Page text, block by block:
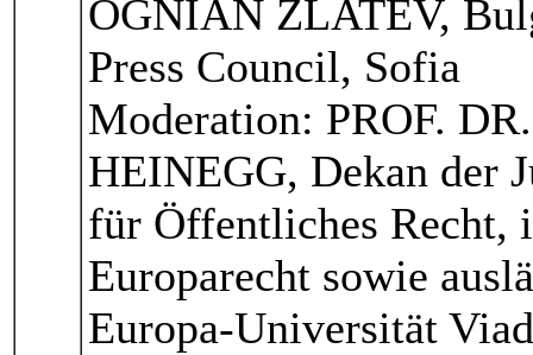
OGNIAN ZLATEV,
Press Council, Sofia
Moderation: PROF.
HEINEGG, Dekan der
für Öffentliches Recht,
Europarecht sowie
Europa-Universität